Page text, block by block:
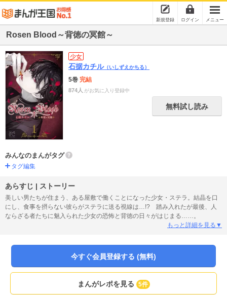
新規登録 ログイン メニュー
Rosen Blood～背徳の冥館～
少女
石据カチル（いしずえかちる）
5巻 完結
874人 がお気に入り登録中
無料試し読み
みんなのまんがタグ
タグ編集
あらすじ | ストーリー
美しい男たちが住まう、ある屋敷で働くことになった少女・ステラ。結晶を口
にし、食事を摂らない彼らがステラに送る視線は…!? 踏み入れたが最後、人
ならざる者たちに魅入られた少女の恐怖と背徳の日々がはじまる……。
もっと詳細を見る▼
今すぐ会員登録する (無料)
まんがレポを見る 5件